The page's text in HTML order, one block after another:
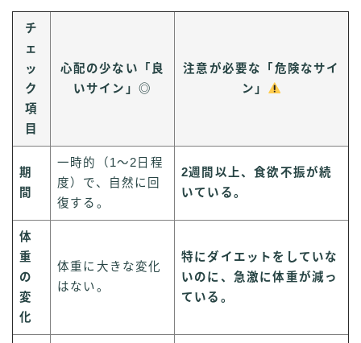
チ
ェ
ッ
ク
項
目
心配の少ない「良
いサイン」◎
注意が必要な「危険なサイ
ン」
期
間
一時的（1～2日程
度）で、自然に回
復する。
2週間以上、食欲不振が続
いている。
体
重
の
変
化
体重に大きな変化
はない。
特にダイエットをしていな
いのに、急激に体重が減っ
ている。